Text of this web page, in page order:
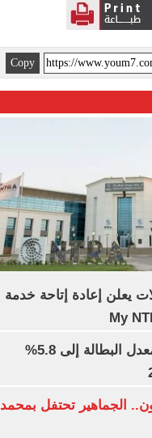
Copy
يعلن إعادة إتاحة خدمة
جهاز الإحصاء: تراجع معدل البطالة إلى 5.8%
الجماهير تحتفل بمحمد